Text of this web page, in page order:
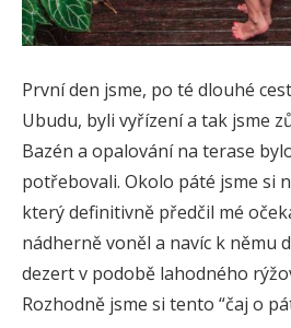
První den jsme, po té dlouhé
Ubudu, byli vyřízení a tak jsme
Bazén a opalování na terase
potřebovali. Okolo páté jsme si
který definitivně předčil mé
nádherně voněl a navíc k němu
dezert v podobě lahodného
Rozhodně jsme si tento “čaj o